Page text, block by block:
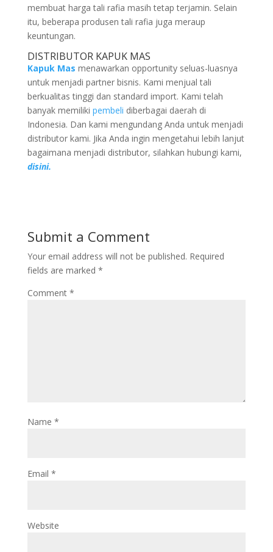
membuat harga tali rafia masih tetap terjamin. Selain
itu, beberapa produsen tali rafia juga meraup
keuntungan.
DISTRIBUTOR KAPUK MAS
Kapuk Mas menawarkan opportunity seluas-luasnya
untuk menjadi partner bisnis. Kami menjual tali
berkualitas tinggi dan standard import. Kami telah
banyak memiliki pembeli diberbagai daerah di
Indonesia. Dan kami mengundang Anda untuk menjadi
distributor kami. Jika Anda ingin mengetahui lebih lanjut
bagaimana menjadi distributor, silahkan hubungi kami,
disini.
Submit a Comment
Your email address will not be published. Required
fields are marked *
Comment *
Name *
Email *
Website